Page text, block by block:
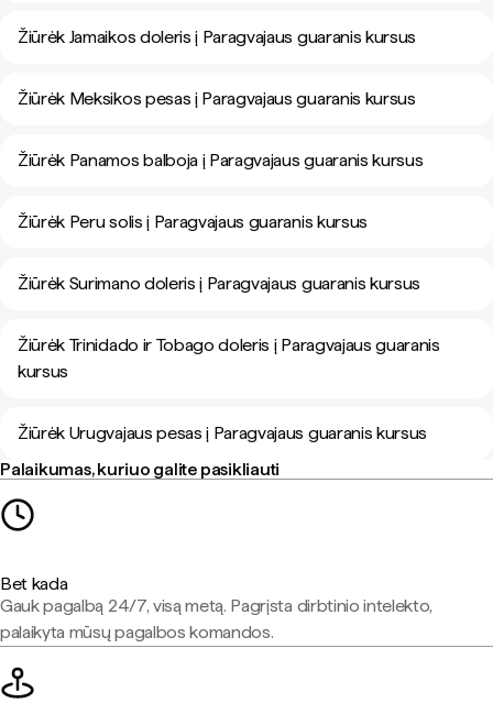
Žiūrėk Jamaikos doleris į Paragvajaus guaranis kursus
Žiūrėk Meksikos pesas į Paragvajaus guaranis kursus
Žiūrėk Panamos balboja į Paragvajaus guaranis kursus
Žiūrėk Peru solis į Paragvajaus guaranis kursus
Žiūrėk Surimano doleris į Paragvajaus guaranis kursus
Žiūrėk Trinidado ir Tobago doleris į Paragvajaus guaranis
kursus
Žiūrėk Urugvajaus pesas į Paragvajaus guaranis kursus
Palaikumas, kuriuo galite pasikliauti
Bet kada
Gauk pagalbą 24/7, visą metą. Pagrįsta dirbtinio intelekto,
palaikyta mūsų pagalbos komandos.